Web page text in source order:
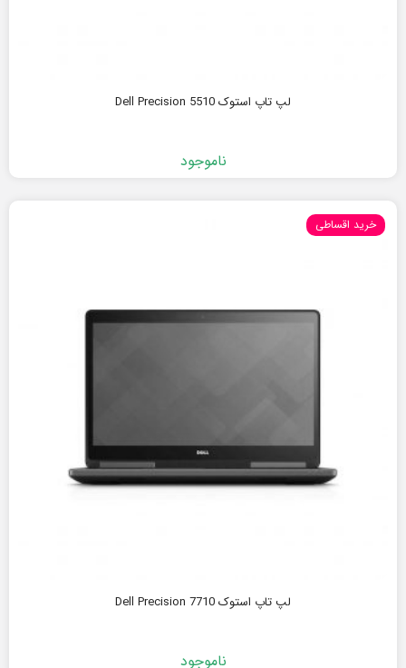
لپ تاپ استوک Dell Precision 5510
ناموجود
خرید اقساطی
لپ تاپ استوک Dell Precision 7710
ناموجود